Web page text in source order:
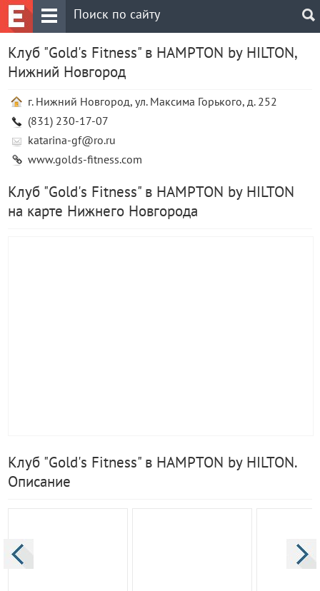
Клуб "Gold's Fitness" в HAMPTON by HILTON,
Нижний Новгород
г. Нижний Новгород, ул. Максима Горького, д. 252
(831) 230-17-07
katarina-gf@ro.ru
www.golds-fitness.com
Клуб "Gold's Fitness" в HAMPTON by HILTON
на карте Нижнего Новгорода
Клуб "Gold's Fitness" в HAMPTON by HILTON.
Описание